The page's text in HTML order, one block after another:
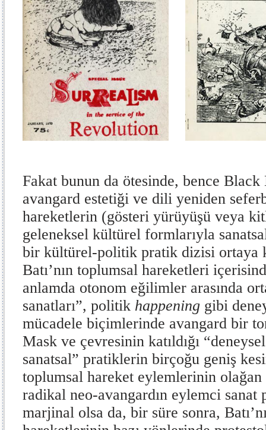
Fakat bunun da ötesinde, bence
avangard estetiği ve dili yeniden
hareketlerin (gösteri yürüyüşü veya
geleneksel kültürel formlarıyla
bir kültürel-politik pratik dizisi ortaya
Batı’nın toplumsal hareketleri
anlamda otonom eğilimler arasında
sanatları”, politik happening gibi
mücadele biçimlerinde avangard bir
Mask ve çevresinin katıldığı
sanatsal” pratiklerin birçoğu geniş
toplumsal hareket eylemlerinin
radikal neo-avangardın eylemci sanat
marjinal olsa da, bir süre sonra,